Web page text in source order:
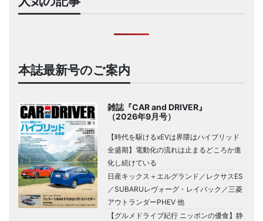
本誌最新号のご案内
雑誌『CAR and DRIVER』
（2026年9月号）
【時代を駆けるxEVは界隈はハイブリッド
全盛期】電動化の流れは止まるどころか進
化し続けている
日産キックス＋エルグランド／レクサスES
／SUBARUレヴォーグ・レイバック／三菱
アウトランダーPHEV 他
【グルメドライブ紀行 ニッポンの優食】静